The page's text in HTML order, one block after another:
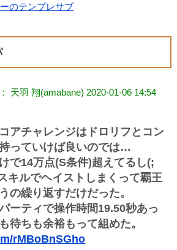
のテンプレサブ
天羽 翔(amabane) 2020-01-06 14:54
アチャレンジはドロリフとコン
っていけば良いのでは…
で14万点(S条件)超えてるし(;
キルでヘイストしまくって覇王
の繰り返すだけだった。
ーティで操作時間19.50秒あっ
待ちも余裕もって組めた。
rMBoBnSGho